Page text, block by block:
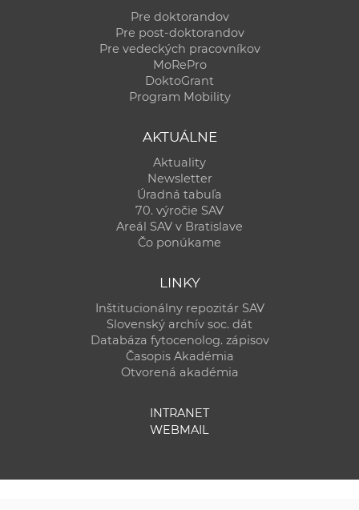
Pre doktorandov
Pre post-doktorandov
Pre vedeckých pracovníkov
MoRePro
DoktoGrant
Program Mobility
AKTUÁLNE
Aktuality
Newsletter
Úradná tabuľa
70. výročie SAV
Areál SAV v Bratislave
Čo ponúkame
LINKY
Inštitucionálny repozitár SAV
Slovenský archív soc. dát
Databáza fytocenolog. zápisov
Časopis Akadémia
Otvorená akadémia
INTRANET
WEBMAIL